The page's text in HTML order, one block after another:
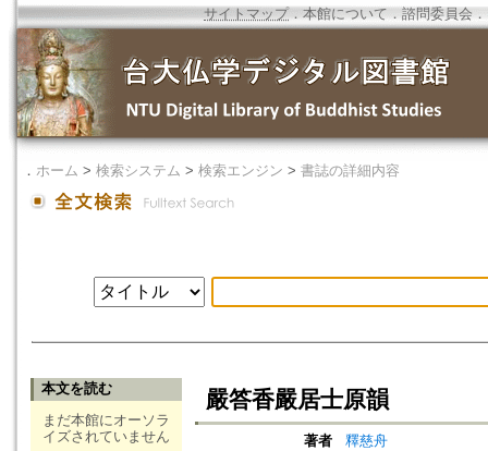
サイトマップ．本館について ． 諮問委員会 ．
． ホーム > 検索システム > 検索エンジン > 書誌の詳細内容
本文を読む
まだ本館にオーソラ
イズされていません
嚴答香嚴居士原韻
著者
釋慈舟